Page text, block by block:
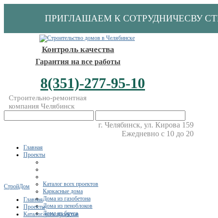
ПРИГЛАШАЕМ К СОТРУДНИЧЕСВУ
Контроль качества
Гарантия на все работы
8(351)-277-95-10
Строительно-ремонтная
компания Челябинск
г. Челябинск, ул. Кирова 159
Ежедневно с 10 до 20
Главная
Проекты
Каталог всех проектов
Каркасные дома
Дома из газобетона
Дома из пеноблоков
Дома из бруса
СтройДом
Главная
Проекты
Каталог всех проектов